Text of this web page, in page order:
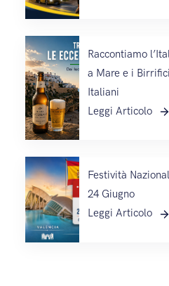
Raccontiamo
a Mare e i
Italiani
Leggi Articolo
Festività
24 Giugno
Leggi Articolo